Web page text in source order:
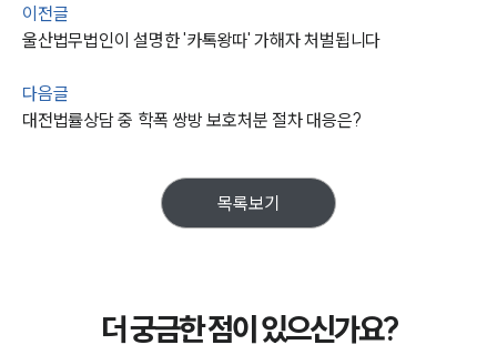
이전글
울산법무법인이 설명한 '카톡왕따' 가해자 처벌됩니다
다음글
대전법률상담 중 학폭 쌍방 보호처분 절차 대응은?
목록보기
더 궁금한 점이 있으신가요?